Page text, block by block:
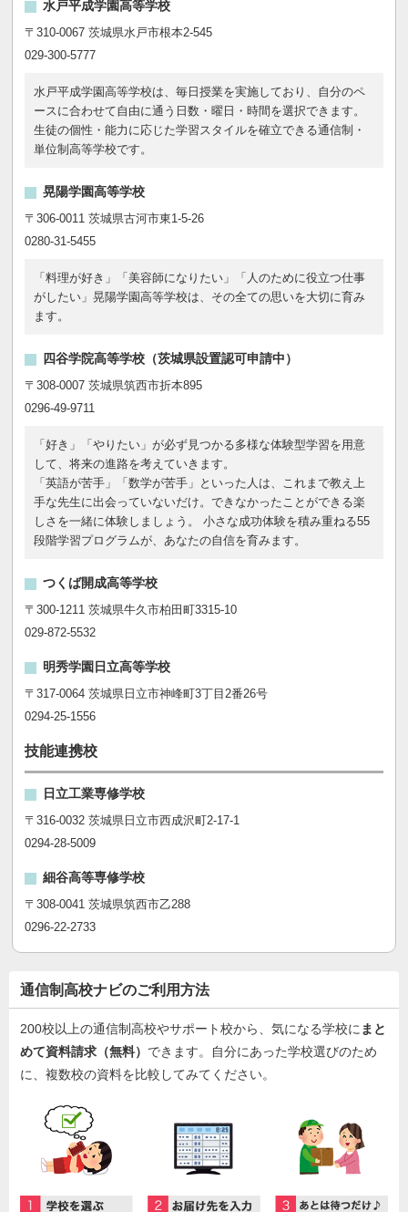
水戸平成学園高等学校
〒310-0067 茨城県水戸市根本2-545
029-300-5777
水戸平成学園高等学校は、毎日授業を実施しており、自分のペ
ースに合わせて自由に通う日数・曜日・時間を選択できます。
生徒の個性・能力に応じた学習スタイルを確立できる通信制・
単位制高等学校です。
晃陽学園高等学校
〒306-0011 茨城県古河市東1-5-26
0280-31-5455
「料理が好き」「美容師になりたい」「人のために役立つ仕事
がしたい」晃陽学園高等学校は、その全ての思いを大切に育み
ます。
四谷学院高等学校（茨城県設置認可申請中）
〒308-0007 茨城県筑西市折本895
0296-49-9711
「好き」「やりたい」が必ず見つかる多様な体験型学習を用意
して、将来の進路を考えていきます。
「英語が苦手」「数学が苦手」といった人は、これまで教え上
手な先生に出会っていないだけ。できなかったことができる楽
しさを一緒に体験しましょう。 小さな成功体験を積み重ねる55
段階学習プログラムが、あなたの自信を育みます。
つくば開成高等学校
〒300-1211 茨城県牛久市柏田町3315-10
029-872-5532
明秀学園日立高等学校
〒317-0064 茨城県日立市神峰町3丁目2番26号
0294-25-1556
技能連携校
日立工業専修学校
〒316-0032 茨城県日立市西成沢町2-17-1
0294-28-5009
細谷高等専修学校
〒308-0041 茨城県筑西市乙288
0296-22-2733
通信制高校ナビのご利用方法
200校以上の通信制高校やサポート校から、気になる学校に まと
めて資料請求（無料） できます。自分にあった学校選びのため
に、複数校の資料を比較してみてください。